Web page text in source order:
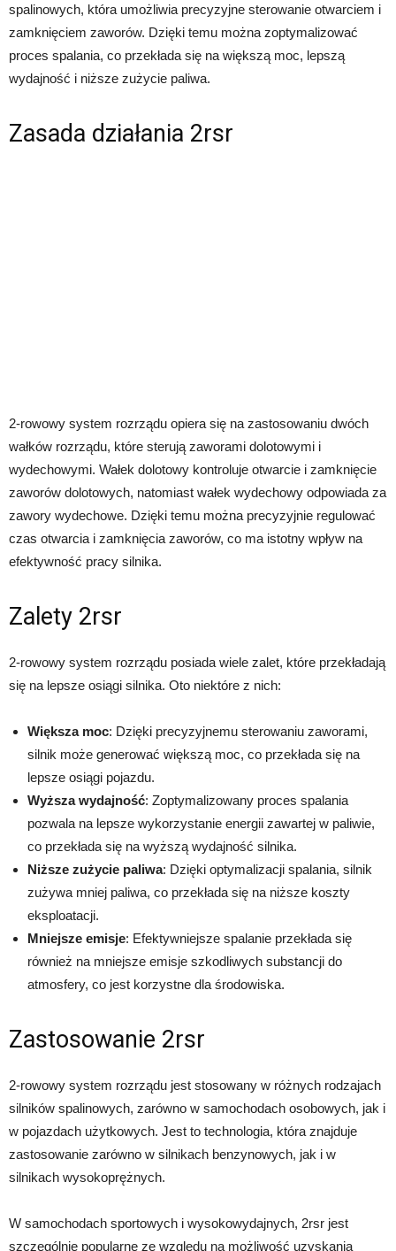
spalinowych, która umożliwia precyzyjne sterowanie otwarciem i
zamknięciem zaworów. Dzięki temu można zoptymalizować
proces spalania, co przekłada się na większą moc, lepszą
wydajność i niższe zużycie paliwa.
Zasada działania 2rsr
2-rowowy system rozrządu opiera się na zastosowaniu dwóch
wałków rozrządu, które sterują zaworami dolotowymi i
wydechowymi. Wałek dolotowy kontroluje otwarcie i zamknięcie
zaworów dolotowych, natomiast wałek wydechowy odpowiada za
zawory wydechowe. Dzięki temu można precyzyjnie regulować
czas otwarcia i zamknięcia zaworów, co ma istotny wpływ na
efektywność pracy silnika.
Zalety 2rsr
2-rowowy system rozrządu posiada wiele zalet, które przekładają
się na lepsze osiągi silnika. Oto niektóre z nich:
Większa moc: Dzięki precyzyjnemu sterowaniu zaworami,
silnik może generować większą moc, co przekłada się na
lepsze osiągi pojazdu.
Wyższa wydajność: Zoptymalizowany proces spalania
pozwala na lepsze wykorzystanie energii zawartej w paliwie,
co przekłada się na wyższą wydajność silnika.
Niższe zużycie paliwa: Dzięki optymalizacji spalania, silnik
zużywa mniej paliwa, co przekłada się na niższe koszty
eksploatacji.
Mniejsze emisje: Efektywniejsze spalanie przekłada się
również na mniejsze emisje szkodliwych substancji do
atmosfery, co jest korzystne dla środowiska.
Zastosowanie 2rsr
2-rowowy system rozrządu jest stosowany w różnych rodzajach
silników spalinowych, zarówno w samochodach osobowych, jak i
w pojazdach użytkowych. Jest to technologia, która znajduje
zastosowanie zarówno w silnikach benzynowych, jak i w
silnikach wysokoprężnych.
W samochodach sportowych i wysokowydajnych, 2rsr jest
szczególnie popularne ze względu na możliwość uzyskania